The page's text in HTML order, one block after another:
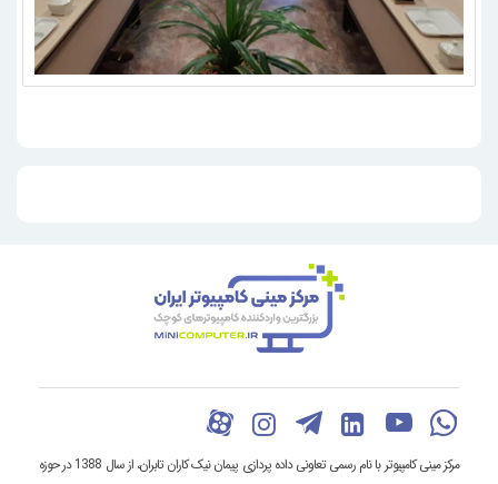
مرکز مینی کامپیوتر با نام رسمی تعاونی داده پردازی پیمان نیک کاران تابران، از سال 1388 در حوزه